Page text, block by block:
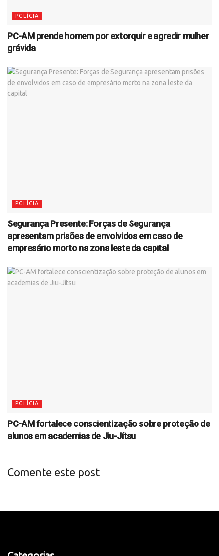
POLÍCIA
PC-AM prende homem por extorquir e agredir mulher
grávida
POLÍCIA
Segurança Presente: Forças de Segurança
apresentam prisões de envolvidos em caso de
empresário morto na zona leste da capital
POLÍCIA
PC-AM fortalece conscientização sobre proteção de
alunos em academias de Jiu-Jítsu
Comente este post